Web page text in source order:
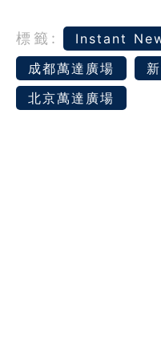
標籤: Instant
成都萬達廣場
北京萬達廣場